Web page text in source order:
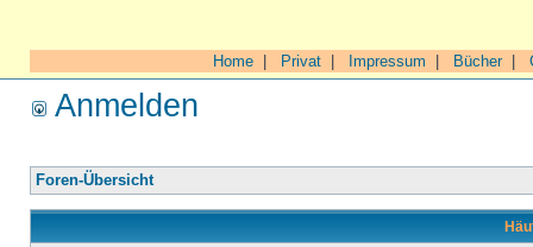
Home Privat Impressum Bücher|
Anmelden
Foren-Übersicht